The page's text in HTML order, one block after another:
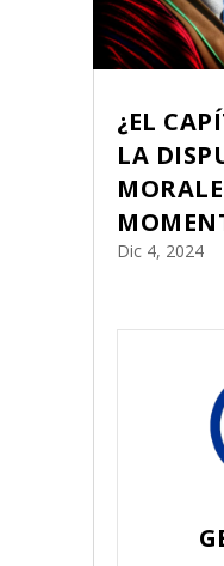
¿EL
LA
Dic 4, 2024